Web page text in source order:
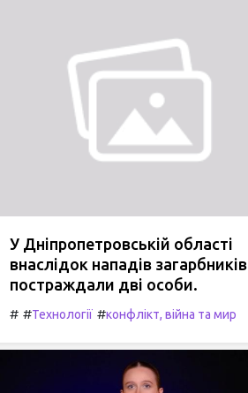
У Дніпропетровській області
внаслідок нападів загарбників
постраждали дві особи.
# #Технології #конфлікт, війна та мир